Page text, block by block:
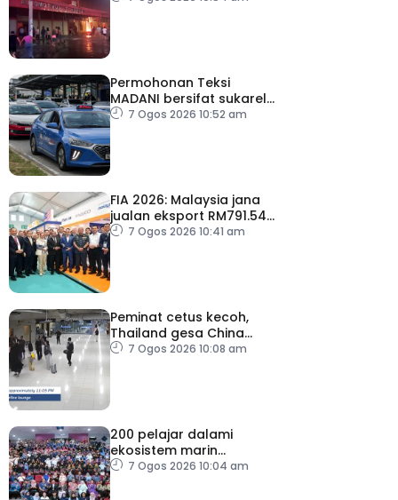
Permohonan Teksi
MADANI bersifat sukarela,
teksi sedia ada dibenar
7 Ogos 2026 10:52 am
FIA 2026: Malaysia jana
jualan eksport RM791.54
juta7 Ogos 2026 10:41 am
Peminat cetus kecoh,
Thailand gesa China
ambil tindakan
7 Ogos 2026 10:08 am
200 pelajar dalami
ekosistem marin
menerusi Blue School
7 Ogos 2026 10:04 am